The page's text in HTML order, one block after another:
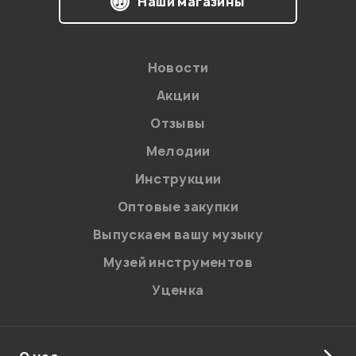
Мой отзыв о товаре
Впечатления о товаре:
соответствии с
Новости
Акции
Отзывы
Мелодии
Инструкции
Оптовые закупки
Выпускаем вашу музыку
Музей инструментов
Уценка